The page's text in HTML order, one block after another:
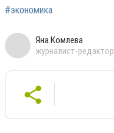
#экономика
Яна Комлева
журналист-редактор